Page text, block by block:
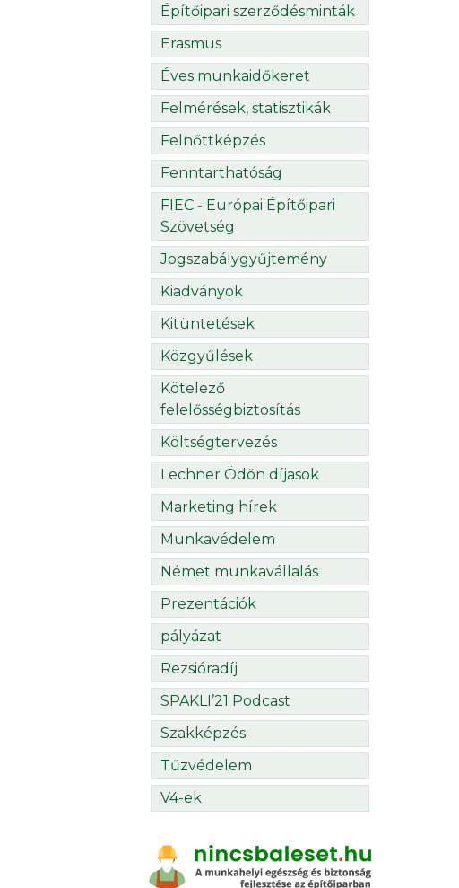
Építőipari szerződésminták
Erasmus
Éves munkaidőkeret
Felmérések, statisztikák
Felnőttképzés
Fenntarthatóság
FIEC - Európai Építőipari
Szövetség
Jogszabálygyűjtemény
Kiadványok
Kitüntetések
Közgyűlések
Kötelező
felelősségbiztosítás
Költségtervezés
Lechner Ödön díjasok
Marketing hírek
Munkavédelem
Német munkavállalás
Prezentációk
pályázat
Rezsióradíj
SPAKLI’21 Podcast
Szakképzés
Tűzvédelem
V4-ek